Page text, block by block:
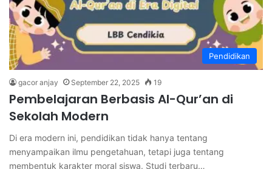
Pendidikan
gacor anjay September 22, 2025 19
Pembelajaran Berbasis Al-Qur’an di
Sekolah Modern
Di era modern ini, pendidikan tidak hanya tentang
menyampaikan ilmu pengetahuan, tetapi juga tentang
membentuk karakter moral siswa. Studi terbaru…